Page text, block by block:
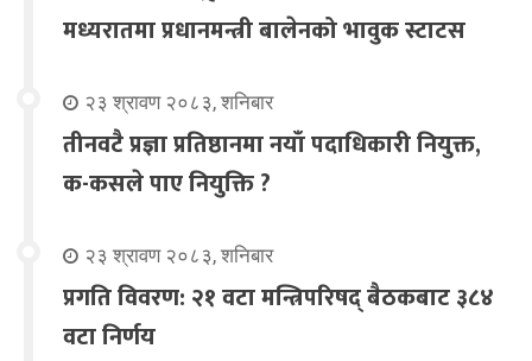
मध्यरातमा प्रधानमन्त्री बालेनको भावुक स्टाटस
२३ श्रावण २०८३, शनिबार
तीनवटै प्रज्ञा प्रतिष्ठानमा नयाँ पदाधिकारी नियुक्त,
क-कसले पाए नियुक्ति ?
२३ श्रावण २०८३, शनिबार
प्रगति विवरण: २१ वटा मन्त्रिपरिषद् बैठकबाट ३८४
वटा निर्णय